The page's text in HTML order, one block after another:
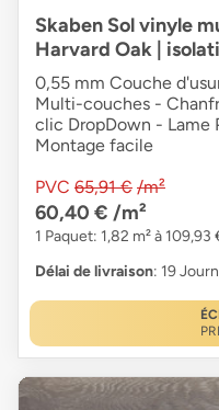
Skaben Sol vinyle
Harvard Oak |
0,55 mm Couche
Multi-couches -
clic DropDown - Lame
Montage facile
PVC 65,91 € /m²
60,40 € /m²
1 Paquet: 1,82 m² à 109,93
Délai de livraison: 19